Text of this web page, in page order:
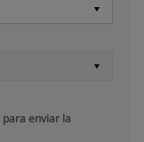
para enviar la